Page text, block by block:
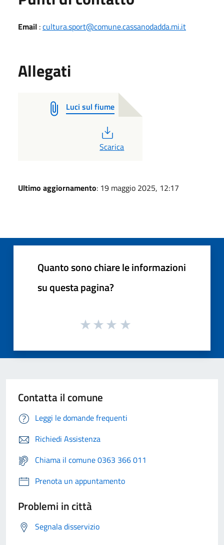
Email :cultura.sport@comune.cassanodadda.mi.it
Allegati
Luci sul fiume
PDF
Scarica
Ultimo aggiornamento: 19 maggio 2025, 12:17
Quanto sono chiare le informazioni
su questa pagina?
Contatta il comune
Leggi le domande frequenti
Richiedi Assistenza
Chiama il comune 0363 366 011
Prenota un appuntamento
Problemi in città
Segnala disservizio